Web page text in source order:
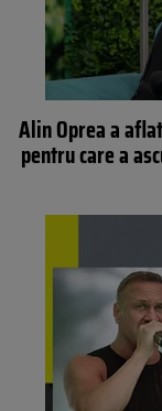
Alin Oprea a
pentru care a